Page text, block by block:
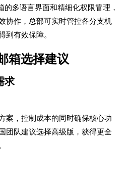
的多语言界面和精细化权限管理，
协作，总部可实时管控各分支机
到有效保障。​
箱选择建议​
求​
案，控制成本的同时确保核心功
团队建议选择高级版，获得更全